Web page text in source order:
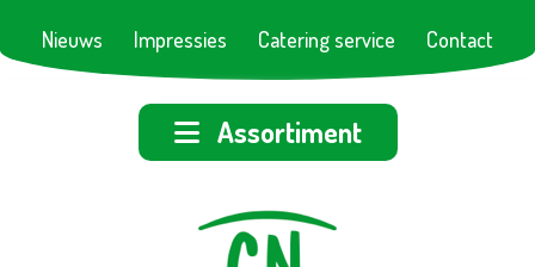
Nieuws Impressies Catering service Contact
Assortiment